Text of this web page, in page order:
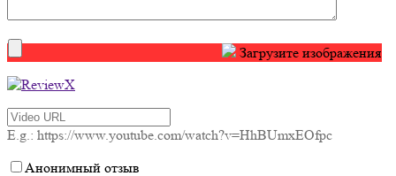
Загрузите изображения
E.g.: https://www.youtube.com/watch?v=HhBUmxEOfpc
Анонимный отзыв